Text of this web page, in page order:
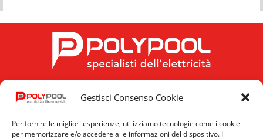
Gestisci Consenso Cookie
Per fornire le migliori esperienze, utilizziamo tecnologie come i cookie
per memorizzare e/o accedere alle informazioni del dispositivo. Il